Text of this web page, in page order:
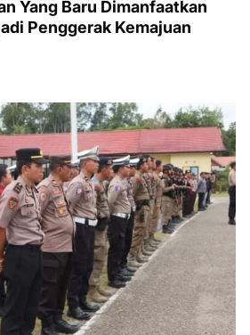
Yang Baru Dimanfaatkan
Penggerak Kemajuan